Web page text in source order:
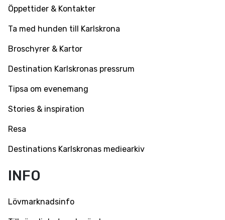
Öppettider & Kontakter
Ta med hunden till Karlskrona
Broschyrer & Kartor
Destination Karlskronas pressrum
Tipsa om evenemang
Stories & inspiration
Resa
Destinations Karlskronas mediearkiv
INFO
Lövmarknadsinfo